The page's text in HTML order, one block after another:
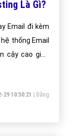
Là Gì?
Email đi kèm
thống Email
cậy cao giúp
29 10:50:21 |Đăng